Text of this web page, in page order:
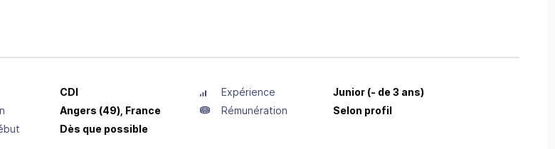
CDI Expérience
Junior (- de 3 ans)
Angers (49), France Rémunération
Selon profil
Dès que possible